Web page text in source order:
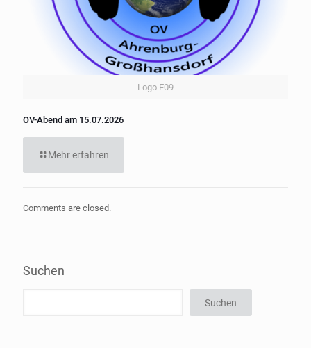
Logo E09
OV-Abend am 15.07.2026
Mehr erfahren
Comments are closed.
Suchen
Suchen